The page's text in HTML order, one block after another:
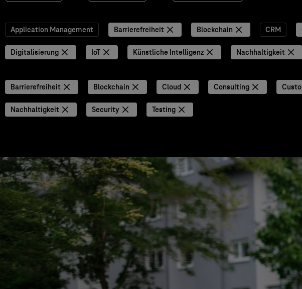
Application Management Barrierefreiheit Blockchain CRM
Digitalisierung IoT Künstliche Intelligenz Nachhaltigkeit
Barrierefreiheit Blockchain Cloud Consulting
Nachhaltigkeit Security Testing